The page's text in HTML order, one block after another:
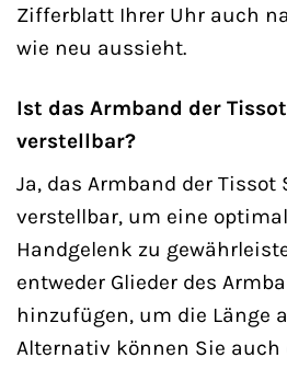
Zifferblatt Ihrer Uhr auch
wie neu aussieht.
Ist das Armband der
verstellbar?
Ja, das Armband der Tissot
verstellbar, um eine
Handgelenk zu
entweder Glieder des
hinzufügen, um die Länge
Alternativ können Sie auch